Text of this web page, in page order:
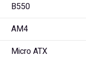
B550
AM4
Micro ATX